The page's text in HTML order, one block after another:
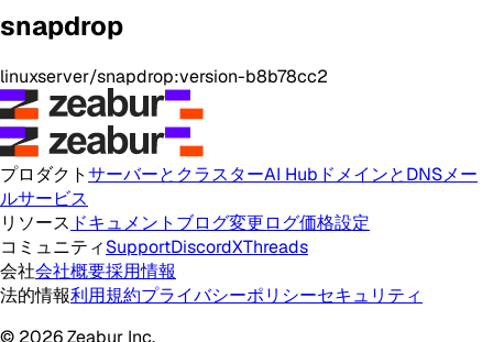
snapdrop
linuxserver/snapdrop:version-b8b78cc2
プロダクトサーバーとクラスターAI Hub ドメインとDNSメー
ルサービス
リソース ドキュメント ブログ変更ログ価格設定
コミュニティSupportDiscordXThreads
会社会社概要採用情報
法的情報利用規約プライバシーポリシーセキュリティ
© 2026 Zeabur Inc.